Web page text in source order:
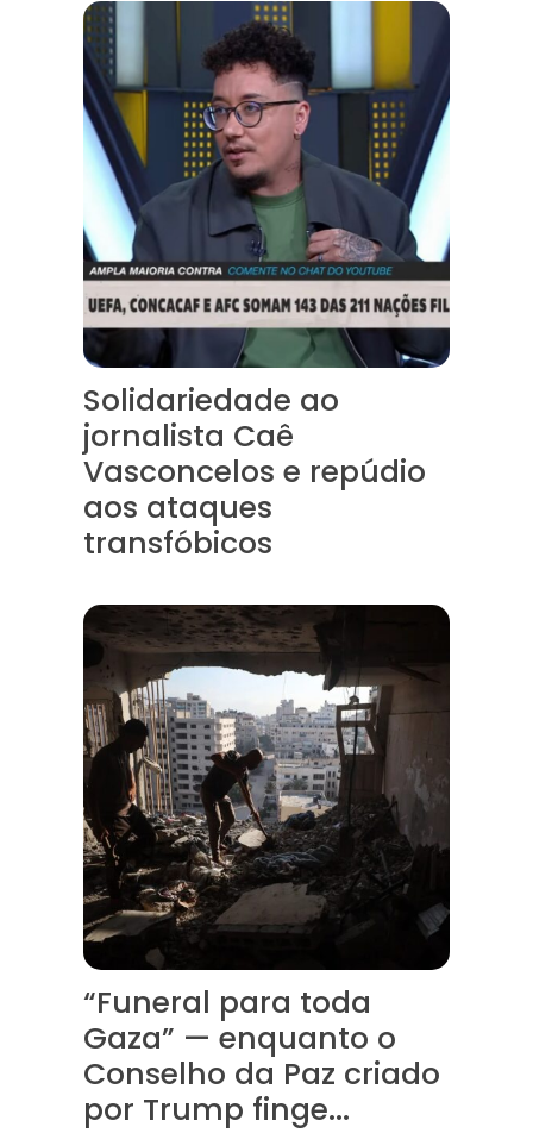
Solidariedade ao jornalista Caê Vasconcelos e repúdio
Solidariedade ao
jornalista Caê
Vasconcelos e repúdio
aos ataques
transfóbicos
“Funeral para toda Gaza” — enquanto o Conselho da
“Funeral para toda
Gaza” — enquanto o
Conselho da Paz criado
por Trump finge...